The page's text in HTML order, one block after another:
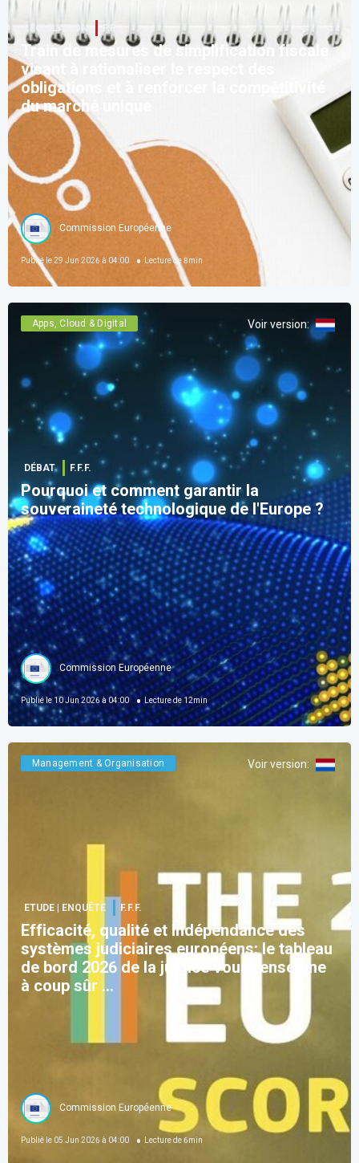
LÉGISLATION F.F.F.
Train de mesures de simplification fiscale
visant à rationaliser le respect des
obligations et à renforcer la compétitivité
du marché unique
Commission Européenne
Publié le29 Jun 2026 à 04:00 Lecture de8min
Apps, Cloud & Digital Voir version:
DÉBAT F.F.F.
Pourquoi et comment garantir la
souveraineté technologique de l'Europe ?
Commission Européenne
Publié le10 Jun 2026 à 04:00 Lecture de12min
Management & Organisation Voir version:
ETUDE | ENQUÊTE F.F.F.
Efficacité, qualité et indépendance des
systèmes judiciaires européens: le tableau
de bord 2026 de la justice vous renseigne
à coup sûr ...
Commission Européenne
Publié le 05 Jun 2026 à 04:00 Lecture de 6min